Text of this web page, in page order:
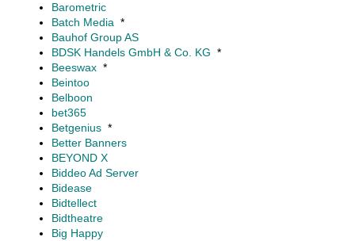
Barometric
Batch Media *
Bauhof Group AS
BDSK Handels GmbH & Co. KG *
Beeswax *
Beintoo
Belboon
bet365
Betgenius *
Better Banners
BEYOND X
Biddeo Ad Server
Bidease
Bidtellect
Bidtheatre
Big Happy